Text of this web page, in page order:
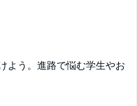
よう。進路で悩む学生やお